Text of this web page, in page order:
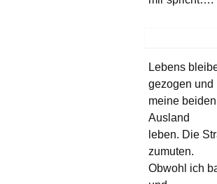
Lebens
gezogen und
meine
Ausland
leben. Die
zumuten.
Obwohl ich